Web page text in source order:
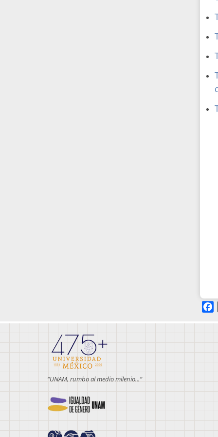
“UNAM, rumbo al medio milenio...”